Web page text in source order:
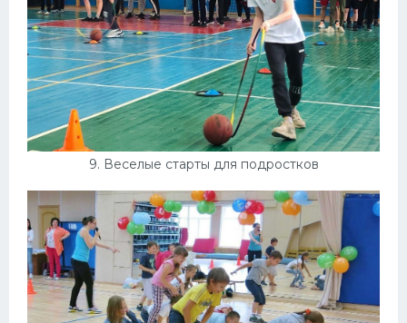
9. Веселые старты для подростков